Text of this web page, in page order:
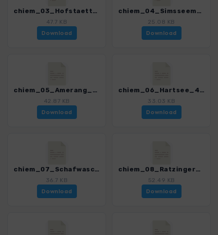
chiem_03_Hofstaetter_See_4329_4.gpx
47.7 KB
Download
chiem_04_Simsseemoos_Hirnsberg_4329_4.gpx
25.08 KB
Download
chiem_05_Amerang_Meilham_4329_4.gpx
42.87 KB
Download
chiem_06_Hartsee_4329_4.gpx
33.03 KB
Download
chiem_07_Schafwaschener_Bucht_4329_4.gpx
36.7 KB
Download
chiem_08_Ratzinger_Hoehe_4329_4.gpx
52.49 KB
Download